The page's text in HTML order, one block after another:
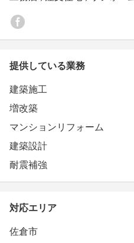
いったことが全くなかった
を感じることがなかった点
壁の色、照明に至るまで何
り、本来の仕事ではないこ
甘えさせて頂きました。 夏
の造作家具のお手伝いをし
からない箇所でも決して手
い、これがしたい、にも親
り、ちょっとしたものを飾
ただけたりと 大切な家を作
に相談できる家族が増えた気
んだ工務店さんの「素晴ら
に携わっていただけたことに
ながら生活していきたいで
い？と聞かれても「中野工
・地域工務店審査委員会 地
・千葉県 住宅文化月間 千葉
・建設省 平成11年度全国住
秀賞
・国土交通省 瑞宝単光章受
・千葉市都市文化賞 2011
・第19回千葉県建築文化賞(平
・第22回千葉県建築文化賞(平
提供している業務
建築施工
増改築
マンションリフォーム
建築設計
耐震補強
対応エリア
佐倉市